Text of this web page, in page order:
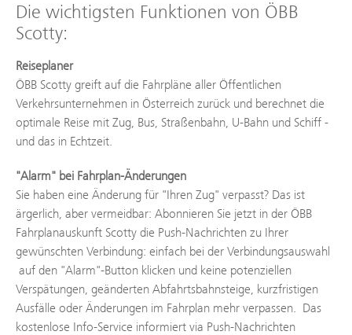
Die wichtigsten Funktionen von ÖBB
Scotty:
Reiseplaner
ÖBB Scotty greift auf die Fahrpläne aller Öffentlichen
Verkehrsunternehmen in Österreich zurück und berechnet die
optimale Reise mit Zug, Bus, Straßenbahn, U-Bahn und Schiff -
und das in Echtzeit.
"Alarm" bei Fahrplan-Änderungen
Sie haben eine Änderung für "Ihren Zug" verpasst? Das ist
ärgerlich, aber vermeidbar: Abonnieren Sie jetzt in der ÖBB
Fahrplanauskunft Scotty die Push-Nachrichten zu Ihrer
gewünschten Verbindung: einfach bei der Verbindungsauswahl
auf den "Alarm"-Button klicken und keine potenziellen
Verspätungen, geänderten Abfahrtsbahnsteige, kurzfristigen
Ausfälle oder Änderungen im Fahrplan mehr verpassen. Das
kostenlose Info-Service informiert via Push-Nachrichten